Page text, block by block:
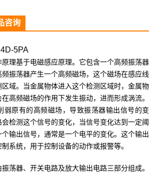
咨询
5PA
理基于电磁感应原理。它包含一个高频振荡器
振荡器产生一个高频磁场，这个磁场在感应线
区域。当金属物体进入这个检测区域时，金属物
高频磁场的作用下发生振动，进而形成涡流。
弱原有的高频磁场，导致振荡器输出信号的变
检测这个信号的变化，当信号变化达到一定阈
输出信号，通常是一个电平的变化。这个输出
系统，用于控制设备的动作或报警等。
荡器、开关电路及放大输出电路三部分组成。